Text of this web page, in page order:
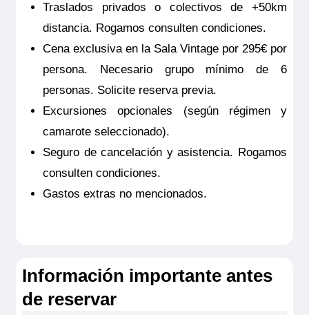
RiverSide Debussy
Owner’s Suite – Puente Superior – Riverside
Todo incluidopor 34.164€30.808€ p.p.
Traslados privados o colectivos de +50km
distancia. Rogamos consulten condiciones.
Cena exclusiva en la Sala Vintage por 295€ por
persona. Necesario grupo mínimo de 6
personas. Solicite reserva previa.
Excursiones opcionales (según régimen y
camarote seleccionado).
Seguro de cancelación y asistencia. Rogamos
consulten condiciones.
Gastos extras no mencionados.
Información importante antes
de reservar